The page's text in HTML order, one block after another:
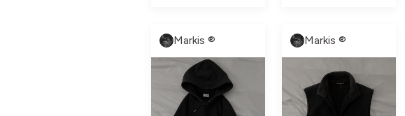
Markis ® Markis ®